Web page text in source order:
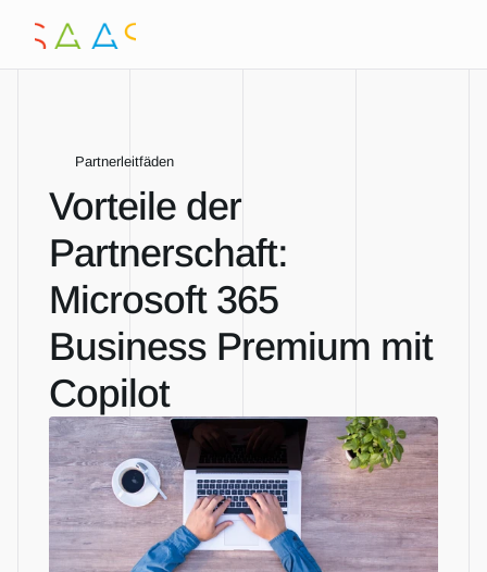
Partnerleitfäden
Vorteile der
Partnerschaft:
Microsoft 365
Business Premium mit
Copilot